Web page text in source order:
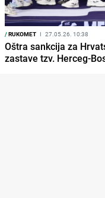
/RUKOMET I 27.05.26. 10:38
Oštra sankcija za
zastave tzv. Herceg-